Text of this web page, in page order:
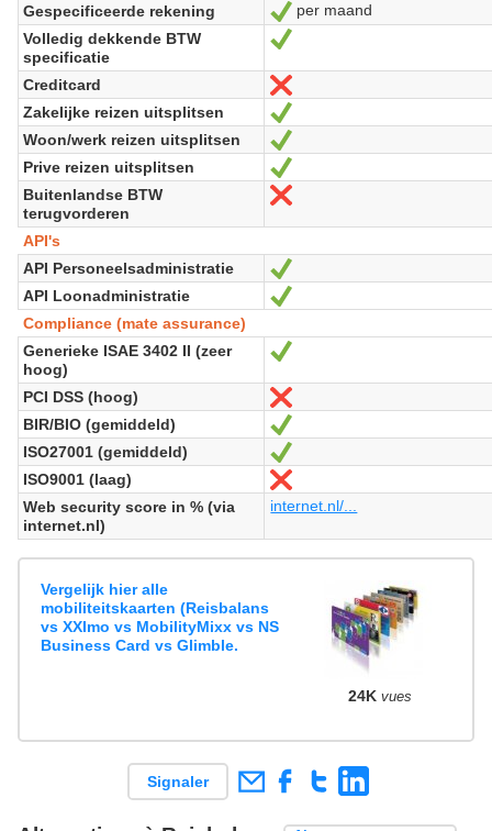
Gespecificeerde rekening
Oui
per maand
Volledig dekkende BTW
specificatie
Oui
Creditcard
Non
Zakelijke reizen uitsplitsen
Oui
Woon/werk reizen uitsplitsen
Prive reizen uitsplitsen
Oui
Buitenlandse BTW
terugvorderen
Non
API's
API Personeelsadministratie
API Loonadministratie
Oui
Compliance (mate assurance)
Generieke ISAE 3402 II (zeer
hoog)
Oui
PCI DSS (hoog)
Non
BIR/BIO (gemiddeld)
Oui
ISO27001 (gemiddeld)
ISO9001 (laag)
Non
Web security score in % (via
internet.nl)
internet.nl/...
Vergelijk hier alle
mobiliteitskaarten (Reisbalans
vs XXImo vs MobilityMixx vs NS
Business Card vs Glimble.
24K vues
Signaler